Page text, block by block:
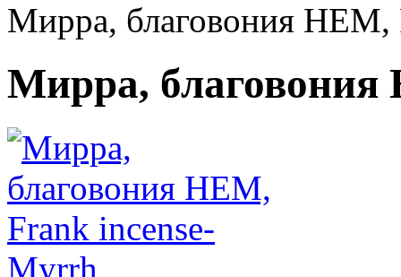
Мирра, благовония НЕМ,
Мирра,